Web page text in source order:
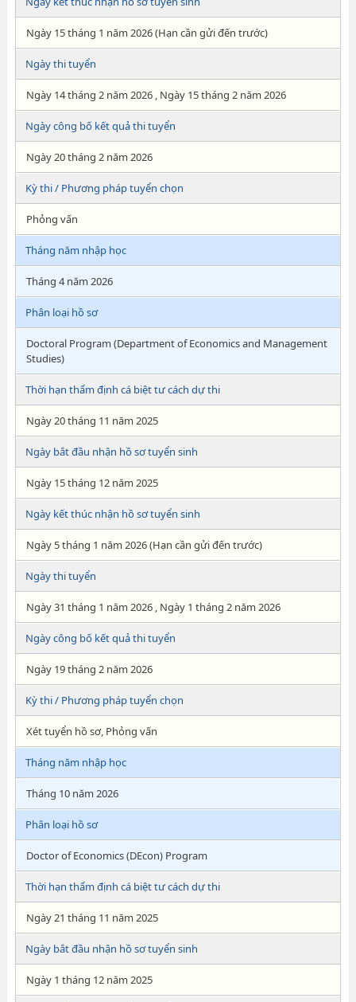
Ngày 15 tháng 1 năm 2026 (Hạn cần gửi đến trước)
Ngày thi tuyển
Ngày 14 tháng 2 năm 2026 , Ngày 15 tháng 2 năm 2026
Ngày công bố kết quả thi tuyển
Ngày 20 tháng 2 năm 2026
Kỳ thi / Phương pháp tuyển chọn
Phỏng vấn
Tháng năm nhập học
Tháng 4 năm 2026
Phân loại hồ sơ
Doctoral Program (Department of Economics and Management
Studies)
Thời hạn thẩm định cá biệt tư cách dự thi
Ngày 20 tháng 11 năm 2025
Ngày bắt đầu nhận hồ sơ tuyển sinh
Ngày 15 tháng 12 năm 2025
Ngày kết thúc nhận hồ sơ tuyển sinh
Ngày 5 tháng 1 năm 2026 (Hạn cần gửi đến trước)
Ngày thi tuyển
Ngày 31 tháng 1 năm 2026 , Ngày 1 tháng 2 năm 2026
Ngày công bố kết quả thi tuyển
Ngày 19 tháng 2 năm 2026
Kỳ thi / Phương pháp tuyển chọn
Xét tuyển hồ sơ, Phỏng vấn
Tháng năm nhập học
Tháng 10 năm 2026
Phân loại hồ sơ
Doctor of Economics (DEcon) Program
Thời hạn thẩm định cá biệt tư cách dự thi
Ngày 21 tháng 11 năm 2025
Ngày bắt đầu nhận hồ sơ tuyển sinh
Ngày 1 tháng 12 năm 2025